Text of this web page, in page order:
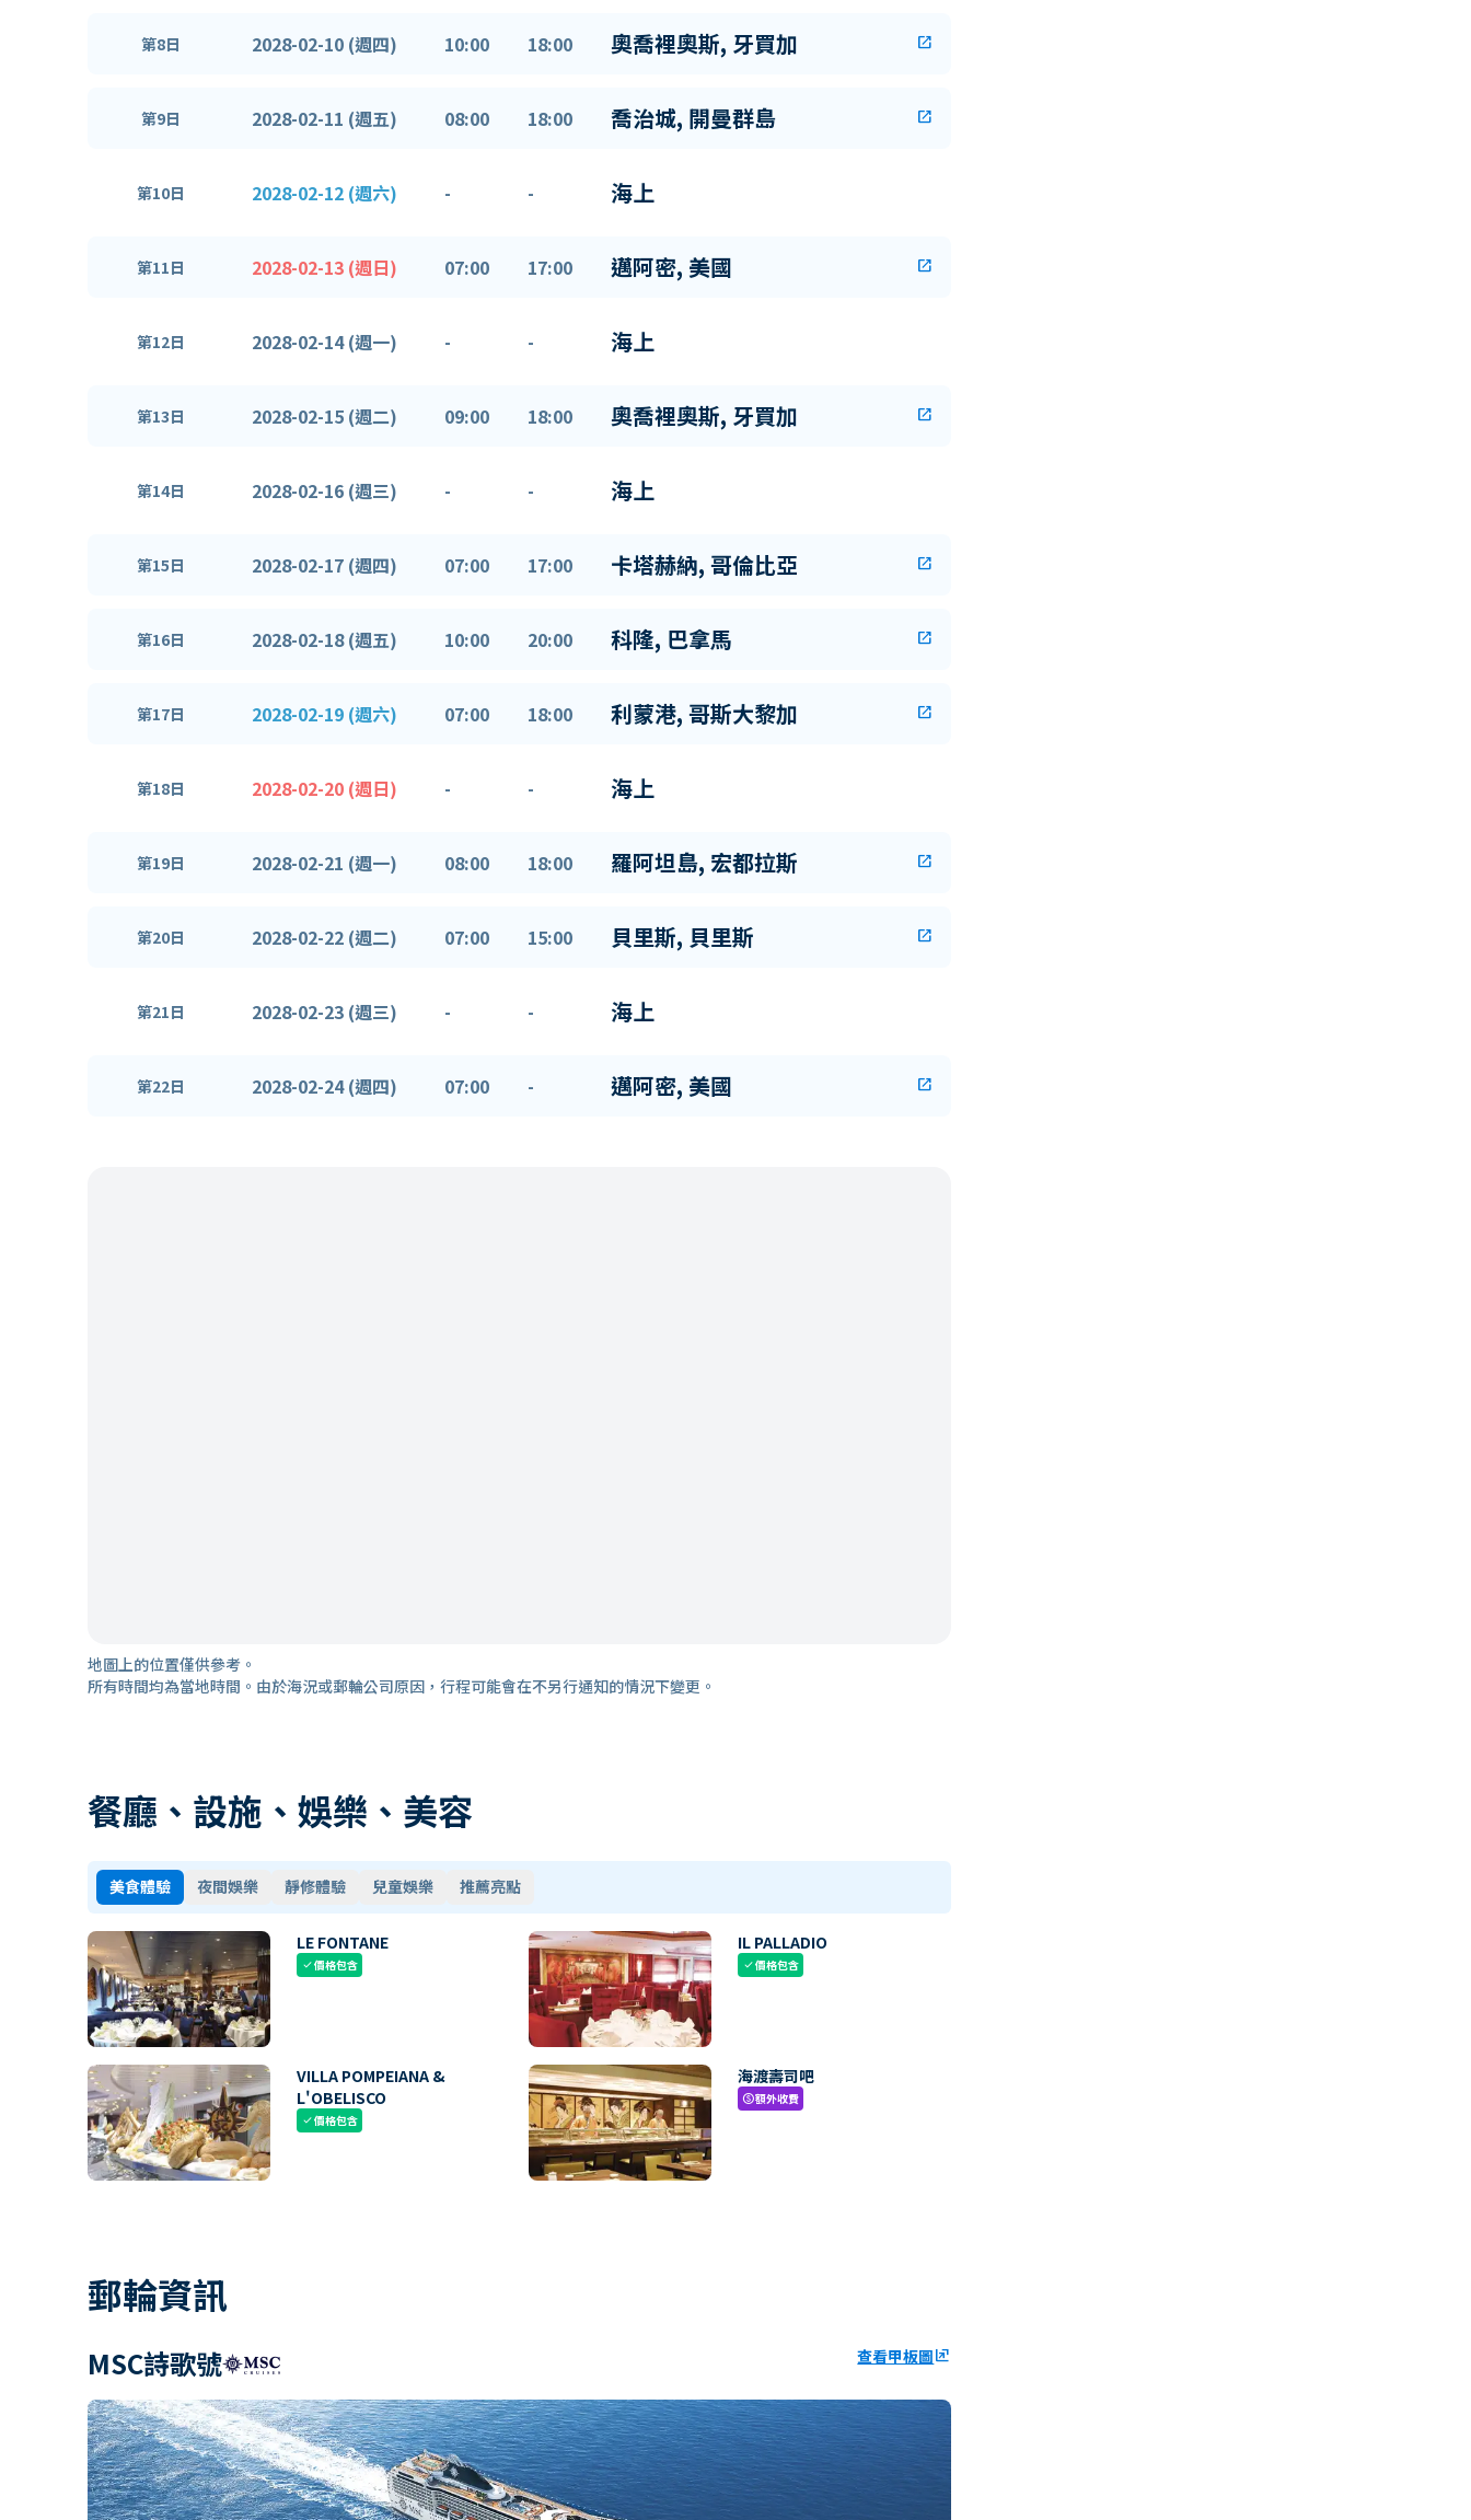
第8日 2028-02-10 (週四) 10:00 18:00 奧喬裡奧斯, 牙買加 open_in_new
第9日 2028-02-11 (週五) 08:00 18:00 喬治城, 開曼群島 open_in_new
第10日 2028-02-12 (週六) - - 海上
第11日 2028-02-13 (週日) 07:00 17:00 邁阿密, 美國 open_in_new
第12日 2028-02-14 (週一) - - 海上
第13日 2028-02-15 (週二) 09:00 18:00 奧喬裡奧斯, 牙買加 open_in_new
第14日 2028-02-16 (週三) - - 海上
第15日 2028-02-17 (週四) 07:00 17:00 卡塔赫納, 哥倫比亞 open_in_new
第16日 2028-02-18 (週五) 10:00 20:00 科隆, 巴拿馬 open_in_new
第17日 2028-02-19 (週六) 07:00 18:00 利蒙港, 哥斯大黎加 open_in_new
第18日 2028-02-20 (週日) - - 海上
第19日 2028-02-21 (週一) 08:00 18:00 羅阿坦島, 宏都拉斯 open_in_new
第20日 2028-02-22 (週二) 07:00 15:00 貝里斯, 貝里斯 open_in_new
第21日 2028-02-23 (週三) - - 海上
第22日 2028-02-24 (週四) 07:00 - 邁阿密, 美國 open_in_new
地圖上的位置僅供參考。
所有時間均為當地時間。由於海況或郵輪公司原因，行程可能會在不另行通知的情況下變更。
餐廳、設施、娛樂、美容
美食體驗 夜間娛樂 靜修體驗 兒童娛樂 推薦亮點
LE FONTANE
check價格包含
IL PALLADIO
check價格包含
VILLA POMPEIANA &
L'OBELISCO
check價格包含
海渡壽司吧
paid額外收費
郵輪資訊
MSC詩歌號 查看甲板圖ungroup